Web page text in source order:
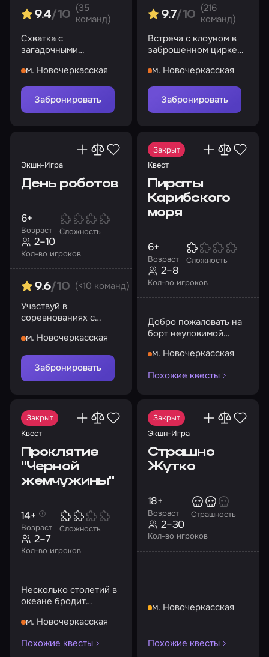
9.4/10
(35
команд)
Схватка с
загадочными
пещере
м. Новочеркасская
Забронировать
9.7/10
(216
команд)
Встреча с клоуном в
заброшенном цирке
кошмаром
м. Новочеркасская
Забронировать
Экшн-Игра
День роботов
Возраст
6+
Сложность
Кол-во игроков
2–10
9.6/10 (<10 команд)
Участвуй в
соревнованиях с
м. Новочеркасская
Забронировать
Закрыт
Квест
Пираты
Карибского
моря
Возраст
6+
Сложность
Кол-во игроков
2–8
Добро пожаловать на
борт неуловимой
м. Новочеркасская
Похожие квесты
Закрыт
Квест
Проклятие
"Черной
жемчужины"
Возраст
14+
Сложность
Кол-во игроков
2–7
Несколько столетий в
океане бродит
«Черная жемчужина»…
м. Новочеркасская
Похожие квесты
Закрыт
Экшн-Игра
Страшно
Жутко
Возраст
18+
Страшность
Кол-во игроков
2–30
м. Новочеркасская
Похожие квесты